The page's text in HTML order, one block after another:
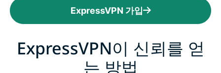
ExpressVPN 가입
ExpressVPN이 신뢰를 얻
는 방법